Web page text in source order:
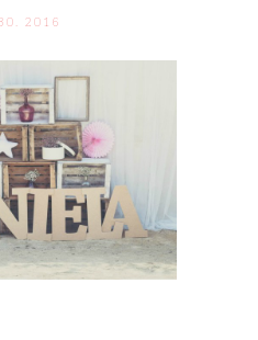
2016